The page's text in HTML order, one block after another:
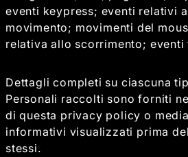
eventi keypress; eventi relativi
movimento; movimenti del
relativa allo scorrimento; eventi
Dettagli completi su ciascuna
Personali raccolti sono forniti
di questa privacy policy o
informativi visualizzati prima
stessi.